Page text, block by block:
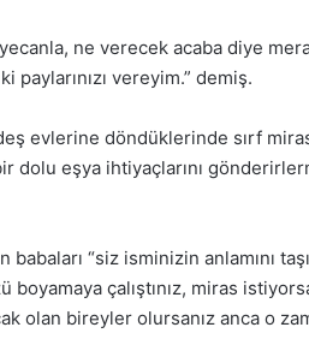
ne verecek acaba diye
paylarınızı vereyim.” demiş.
evlerine döndüklerinde sırf
dolu eşya ihtiyaçlarını
“siz isminizin anlamını
boyamaya çalıştınız, miras
olan bireyler olursanız anca o